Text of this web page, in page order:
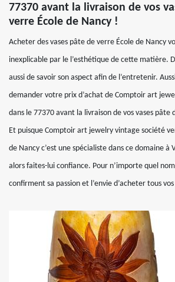
77370 avant la livraison de vos
verre École de Nancy !
Acheter des vases pâte de verre École de Nancy
inexplicable par le l’esthétique de cette matière.
aussi de savoir son aspect afin de l’entretenir.
demander votre prix d’achat de Comptoir art
dans le 77370 avant la livraison de vos vases pâte
Et puisque Comptoir art jewelry vintage société
de Nancy c’est une spécialiste dans ce domaine à
alors faites-lui confiance. Pour n’importe quel
confirment sa passion et l’envie d’acheter tous